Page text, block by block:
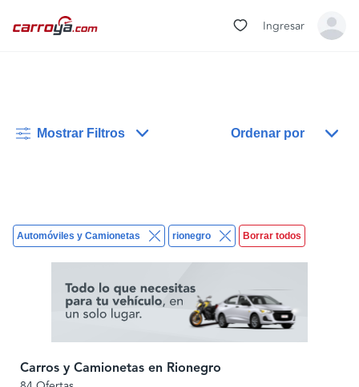
Ingresar
Mostrar Filtros Ordenar por
Automóviles y Camionetas rionegro Borrar todos
Carros y Camionetas en Rionegro